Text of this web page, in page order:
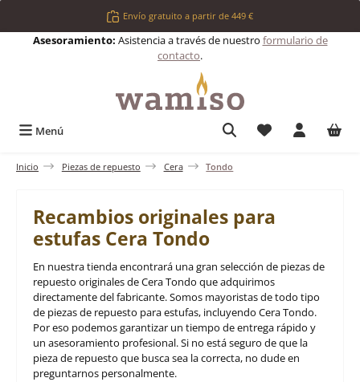
Saltar al contenido principalEnvío gratuito a partir de 449 €
Asesoramiento: Asistencia a través de nuestro formulario de
contacto.
Menú Tienes 0
Inicio Piezas de repuesto Cera Tondo
Recambios originales para
estufas Cera Tondo
En nuestra tienda encontrará una gran selección de piezas de
repuesto originales de Cera Tondo que adquirimos
directamente del fabricante. Somos mayoristas de todo tipo
de piezas de repuesto para estufas, incluyendo Cera Tondo.
Por eso podemos garantizar un tiempo de entrega rápido y
un asesoramiento profesional. Si no está seguro de que la
pieza de repuesto que busca sea la correcta, no dude en
preguntarnos personalmente.